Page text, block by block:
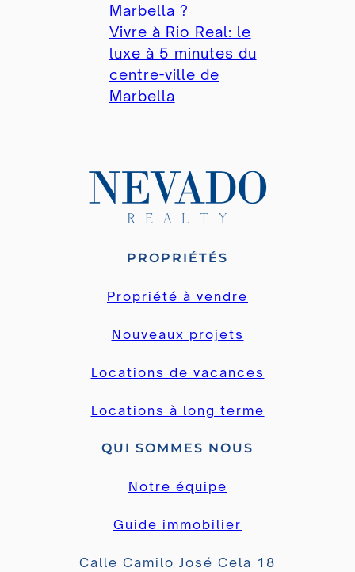
Marbella ?
Vivre à Rio Real: le
luxe à 5 minutes du
centre-ville de
Marbella
PROPRIÉTÉS
Propriété à vendre
Nouveaux projets
Locations de vacances
Locations à long terme
QUI SOMMES NOUS
Notre équipe
Guide immobilier
Calle Camilo José Cela 18